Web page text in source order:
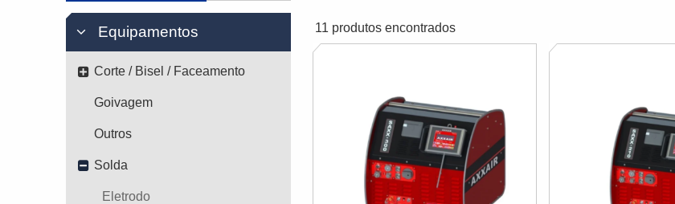
Equipamentos
Corte / Bisel / Faceamento
Goivagem
Outros
Solda
Eletrodo
11 produtos encontrados